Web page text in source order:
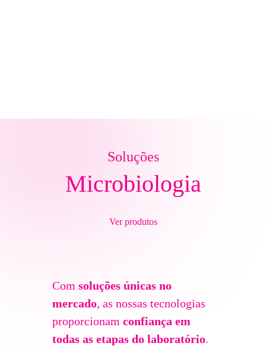
Soluções
Microbiologia
Ver produtos
Com soluções únicas no
mercado, as nossas tecnologias
proporcionamconfiança em
todas as etapas do laboratório.